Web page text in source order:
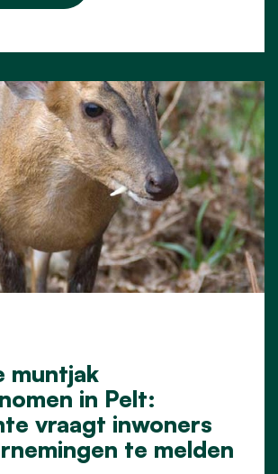
muntjak
in Pelt:
vraagt inwoners
te melden